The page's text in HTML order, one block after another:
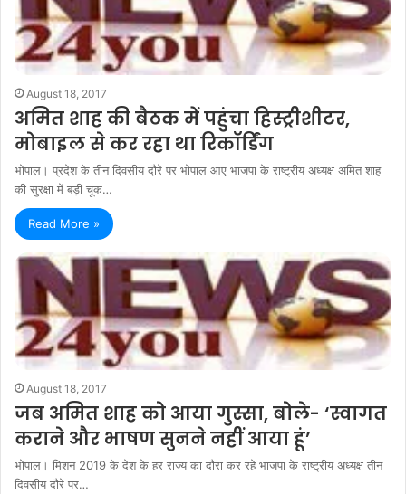
August 18, 2017
अमित शाह की बैठक में पहुंचा हिस्ट्रीशीटर,
मोबाइल से कर रहा था रिकॉर्डिंग
भोपाल। प्रदेश के तीन दिवसीय दौरे पर भोपाल आए भाजपा के राष्ट्रीय अध्यक्ष अमित शाह
की सुरक्षा में बड़ी चूक…
Read More »
August 18, 2017
जब अमित शाह को आया गुस्सा, बोले- ‘स्वागत
कराने और भाषण सुनने नहीं आया हूं’
भोपाल। मिशन 2019 के देश के हर राज्य का दौरा कर रहे भाजपा के राष्ट्रीय अध्यक्ष तीन
दिवसीय दौरे पर…